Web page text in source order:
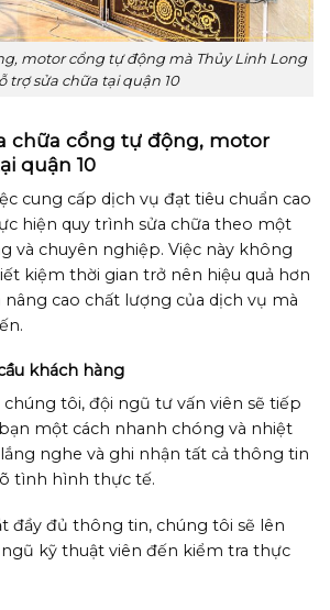
motor cổng tự động mà Thủy Linh Long
trợ sửa chữa tại quận 10
chữa cổng tự động, motor
quận 10
cung cấp dịch vụ đạt tiêu chuẩn cao
hiện quy trình sửa chữa theo một
và chuyên nghiệp. Việc này không
kiệm thời gian trở nên hiệu quả hơn
cao chất lượng của dịch vụ mà
khách hàng
chúng tôi, đội ngũ tư vấn viên sẽ tiếp
một cách nhanh chóng và nhiệt
nghe và ghi nhận tất cả thông tin
tình hình thực tế.
đầy đủ thông tin, chúng tôi sẽ lên
kỹ thuật viên đến kiểm tra thực